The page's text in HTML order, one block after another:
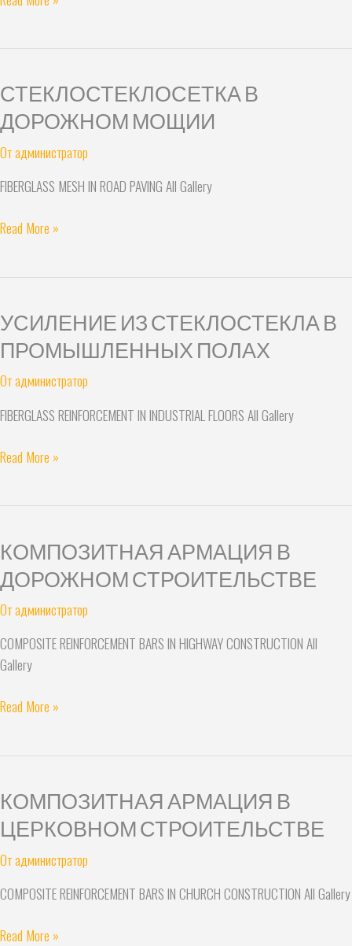
СТЕКЛОСТЕКЛОСЕТКА В
ДОРОЖНОМ МОЩИИ
Отадминистратор
FIBERGLASS MESH IN ROAD PAVING All Gallery
СТЕКЛОСТЕКЛОСЕТКА
В
ДОРОЖНОМ
МОЩИИ
Read More »
УСИЛЕНИЕ ИЗ СТЕКЛОСТЕКЛА В
ПРОМЫШЛЕННЫХ ПОЛАХ
Отадминистратор
FIBERGLASS REINFORCEMENT IN INDUSTRIAL FLOORS All Gallery
УСИЛЕНИЕ
ИЗ
СТЕКЛОСТЕКЛА
В
ПРОМЫШЛЕННЫХ
ПОЛАХ
Read More »
КОМПОЗИТНАЯ АРМАЦИЯ В
ДОРОЖНОМ СТРОИТЕЛЬСТВЕ
Отадминистратор
COMPOSITE REINFORCEMENT BARS IN HIGHWAY CONSTRUCTION All
Gallery
КОМПОЗИТНАЯ
АРМАЦИЯ
В
ДОРОЖНОМ
СТРОИТЕЛЬСТВЕ
Read More »
КОМПОЗИТНАЯ АРМАЦИЯ В
ЦЕРКОВНОМ СТРОИТЕЛЬСТВЕ
Отадминистратор
COMPOSITE REINFORCEMENT BARS IN CHURCH CONSTRUCTION All Gallery
КОМПОЗИТНАЯ
АРМАЦИЯ
В
ЦЕРКОВНОМ
СТРОИТЕЛЬСТВЕ
Read More »